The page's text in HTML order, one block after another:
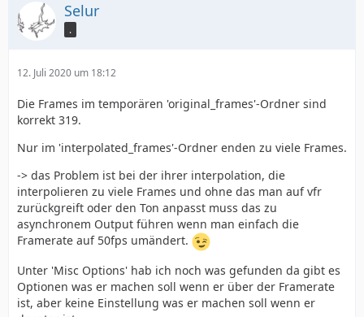
Check out the output folder for the result.
Selur
.
12. Juli 2020 um 18:12
Die Frames im temporären 'original_frames'-Ordner sind
korrekt 319.
Nur im 'interpolated_frames'-Ordner enden zu viele Frames.
-> das Problem ist bei der ihrer interpolation, die
interpolieren zu viele Frames und ohne das man auf vfr
zurückgreift oder den Ton anpasst muss das zu
asynchronem Output führen wenn man einfach die
Framerate auf 50fps umändert.
Unter 'Misc Options' hab ich noch was gefunden da gibt es
Optionen was er machen soll wenn er über der Framerate
ist, aber keine Einstellung was er machen soll wenn er